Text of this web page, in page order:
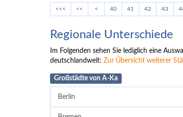
<<< << < 40 41 42 43
Regionale Unterschiede
Im Folgenden sehen Sie lediglich eine
deutschlandweit: Zur Übersicht weiterer
Großstädte von A-Ka
Berlin